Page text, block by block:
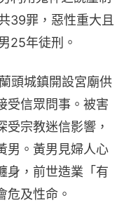
39罪，惡性重大且
25年徒刑。
頭城鎮開設宮廟供
受信眾問事。被害
宗教迷信影響，
男。黃男見婦人心
身，前世造業「有
危及性命。